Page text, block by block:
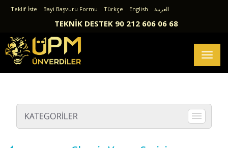
Teklif İste Bayi Başvuru Formu Türkçe English العربية
TEKNİK DESTEK 90 212 606 06 68